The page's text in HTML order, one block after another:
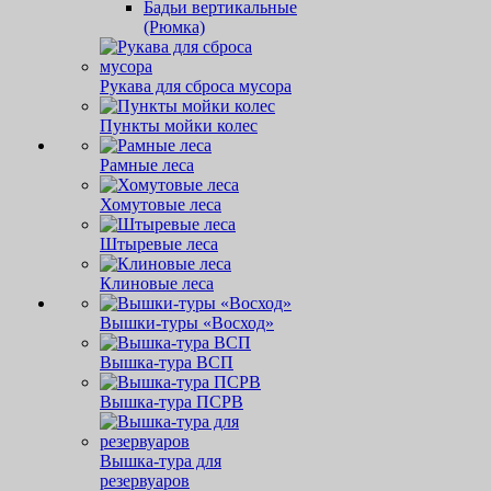
Бадьи вертикальные
(Рюмка)
Рукава для сброса мусора
Пункты мойки колес
Рамные леса
Хомутовые леса
Штыревые леса
Клиновые леса
Вышки-туры «Восход»
Вышка-тура ВСП
Вышка-тура ПСРВ
Вышка-тура для
резервуаров